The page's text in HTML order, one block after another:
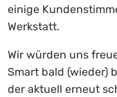
einige
Werkstatt.
Wir würden uns
Smart bald (wieder)
der aktuell erneut